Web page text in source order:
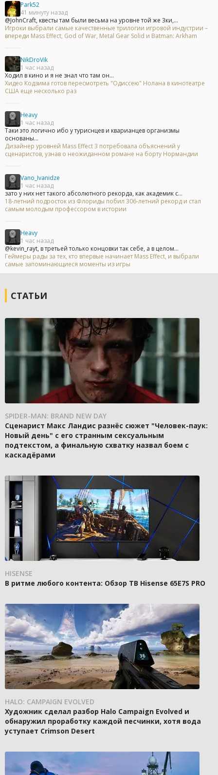
Park52
41 минуту назад
@JohnCraft, квесты там были весьма на уровне той же 3ки,...
Игроки выбрали самые качественные трилогии игровой индустрии –
впереди Mass Effect, God of War, Metal Gear Solid и Batman: Arkham
NikDroVik
1 час назад
Ходил в кино и я не знал что там он...
Хидео Кодзима готов пересмотреть "Одиссею" Нолана в кинотеатре
США еще несколько раз
Heavy
1 час назад
Таки это логично ибо у туриснцев и кварианцев организмы
основаны...
Дизайнер уровней Mass Effect 3 потребовала объяснений у
сценаристов, узнав о неожиданном романе на борту Нормандии
Vano_Ivanidze
1 час назад
зато у них нет такого абсолютного рекорда, как академик с...
18-летний подросток из Флориды побил 306-летний рекорд и стал
самым молодым профессором в истории
Heavy
1 час назад
@kevin_rayt, в третьей только концовки так себе, а в целом...
Геймеры рады за тех, кто впервые начинает Mass Effect, и выбрали
самые запоминающиеся моменты из игры
СТАТЬИ
SPIDER-MAN: BRAND NEW DAY
Сценарист Макс Ландис разнёс сюжет "Человек-паук:
Новый день" с его странным сексуальным
подтекстом, а финальную схватку назвал боем с
каскадёрами
HISENSE
В ритме любого контента: Обзор ТВ Hisense 65E7S PRO
HALO: CAMPAIGN EVOLVED
Художник сделал разбор Halo Campaign Evolved и
обнаружил проработку каждой песчинки, хотя вода
уступает Crimson Desert